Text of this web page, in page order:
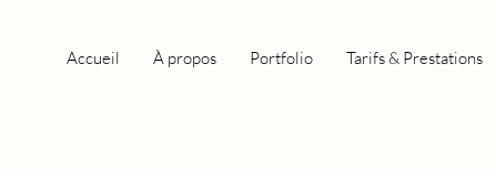
Accueil À propos Portfolio Tarifs & Prestations